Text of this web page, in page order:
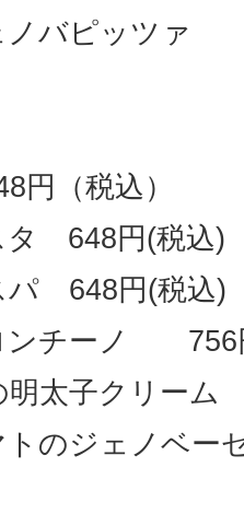
ノバピッツァ
（税込）
タ 648円(税込)
パ 648円(税込)
ンチーノ 756
明太子クリーム
トのジェノベー